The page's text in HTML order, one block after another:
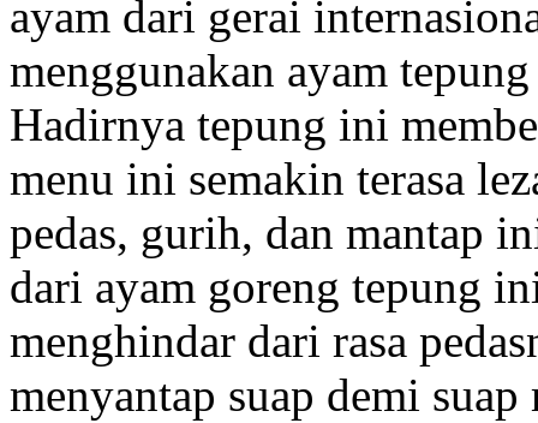
ayam dari gerai
menggunakan ayam
Hadirnya tepung ini
menu ini semakin terasa
pedas, gurih, dan mantap
dari ayam goreng tepung
menghindar dari rasa
menyantap suap demi